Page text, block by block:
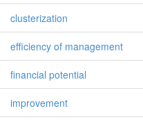
clusterization
efficiency of management
financial potential
improvement